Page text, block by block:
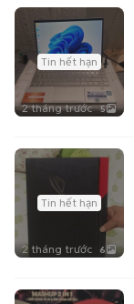
Tin hết hạn
2 tháng trước 5
Tin hết hạn
2 tháng trước 6